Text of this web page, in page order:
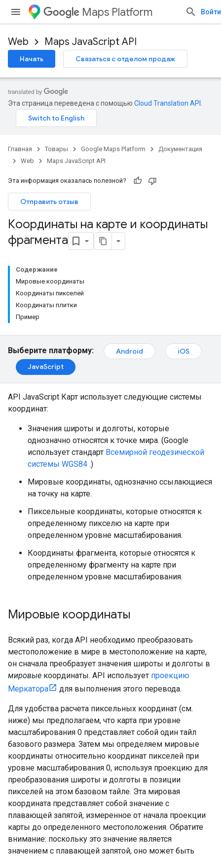
Maps Platform Войти
Web Maps JavaScript API
Начать Связаться с отделом продаж
Эта страница переведена с помощью Cloud Translation API
Главная Товары Google Maps Platform
Документация
Web
Maps JavaScript API
Эта информация оказалась полезной?
Отправить отзыв
Координаты на карте и координаты
фрагмента
Содержание
Мировые координаты
Координаты пикселей
Координаты плитки
Пример
Выберите платформу: Android
iOS
JavaScript
API JavaScript Карт использует следующие системы
координат:
Значения широты и долготы, которые
однозначно относятся к точке мира. (Google
использует стандарт Всемирной геодезической
системы WGS84 .)
Мировые координаты, однозначно ссылающиеся
на точку на карте.
Пиксельные координаты, которые относятся к
определенному пикселю на карте при
определенном уровне масштабирования.
Координаты фрагмента, которые относятся к
определенному фрагменту на карте при
определенном уровне масштабирования.
Мировые координаты
Всякий раз, когда API необходимо преобразовать
местоположение в мире в местоположение на карте,
он сначала преобразует значения широты и долготы в
мировые координаты. API использует проекцию
Меркатора
для выполнения этого перевода.
Для удобства расчета пиксельных координат (см.
ниже) мы предполагаем, что карта при уровне
масштабирования 0 представляет собой один тайл
базового размера. Затем мы определяем мировые
координаты относительно координат пикселей при
уровне масштабирования 0, используя проекцию для
преобразования широты и долготы в позиции
пикселей на этом базовом тайле. Эта мировая
координата представляет собой значение с
плавающей запятой, измеренное от начала проекции
карты до определенного местоположения. Обратите
внимание: поскольку это значение является
значением с плавающей запятой, оно может быть